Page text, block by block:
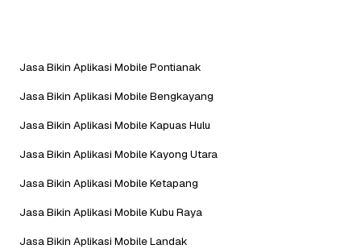
Jasa Bikin Aplikasi Mobile Pontianak
Jasa Bikin Aplikasi Mobile Bengkayang
Jasa Bikin Aplikasi Mobile Kapuas Hulu
Jasa Bikin Aplikasi Mobile Kayong Utara
Jasa Bikin Aplikasi Mobile Ketapang
Jasa Bikin Aplikasi Mobile Kubu Raya
Jasa Bikin Aplikasi Mobile Landak